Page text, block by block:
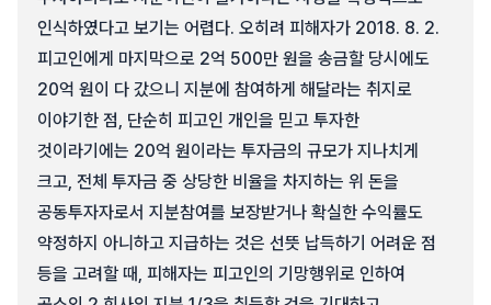
인식하였다고 보기는 어렵다. 오히려 피해자가 2018. 8. 2.
피고인에게 마지막으로 2억 500만 원을 송금할 당시에도
20억 원이 다 갔으니 지분에 참여하게 해달라는 취지로
이야기한 점, 단순히 피고인 개인을 믿고 투자한
것이라기에는 20억 원이라는 투자금의 규모가 지나치게
크고, 전체 투자금 중 상당한 비율을 차지하는 위 돈을
공동투자자로서 지분참여를 보장받거나 확실한 수익률도
약정하지 아니하고 지급하는 것은 선뜻 납득하기 어려운 점
등을 고려할 때, 피해자는 피고인의 기망행위로 인하여